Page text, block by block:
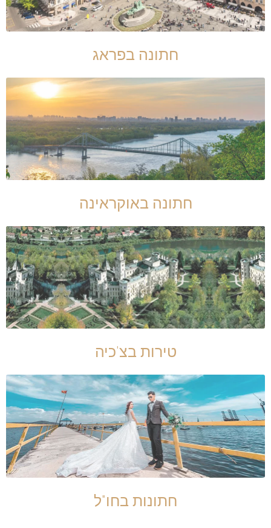
חתונה בפראג
חתונה באוקראינה
טירות בצ'כיה
חתונות בחו"ל